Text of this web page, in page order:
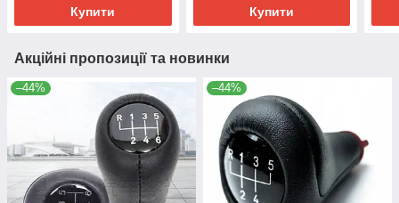
Купити Купити
Акційні пропозиції та новинки
–44% –44%